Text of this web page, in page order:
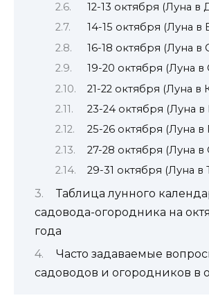
12-13 октября (Луна в
14-15 октября (Луна в
16-18 октября (Луна
19-20 октября (Луна в
21-22 октября (Луна в
23-24 октября (Луна
25-26 октября (Луна в
27-28 октября (Луна в
29-31 октября (Луна в
Таблица лунного
садовода-огородника на
года
Часто задаваемые
садоводов и огородников в